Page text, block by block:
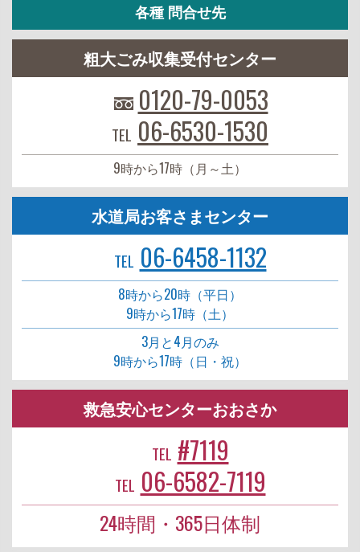
各種 問合せ先
粗大ごみ収集受付センター
0120-79-0053
TEL 06-6530-1530
9時から17時（月～土）
水道局お客さまセンター
TEL 06-6458-1132
8時から20時（平日）
9時から17時（土）
3月と4月のみ
9時から17時（日・祝）
救急安心センターおおさか
TEL #7119
TEL 06-6582-7119
24時間・365日体制